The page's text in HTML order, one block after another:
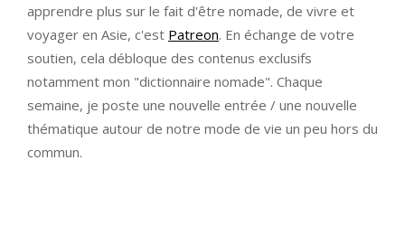
apprendre plus sur le fait d'être nomade, de vivre et
voyager en Asie, c'est Patreon. En échange de votre
soutien, cela débloque des contenus exclusifs
notamment mon "dictionnaire nomade". Chaque
semaine, je poste une nouvelle entrée / une nouvelle
thématique autour de notre mode de vie un peu hors du
commun.